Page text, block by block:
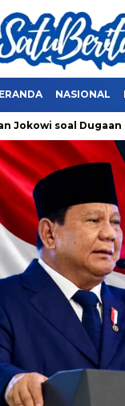
NASIONAL
soal Dugaan